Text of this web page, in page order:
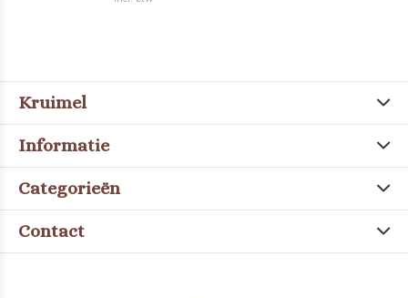
Kruimel
Informatie
Categorieën
Contact